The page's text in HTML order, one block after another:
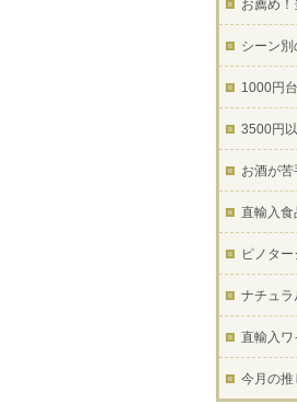
お薦め
シーン別
1000円
3500円
お酒が
直輸入食
ピノタ
ナチュラ
直輸入ワ
今月の推